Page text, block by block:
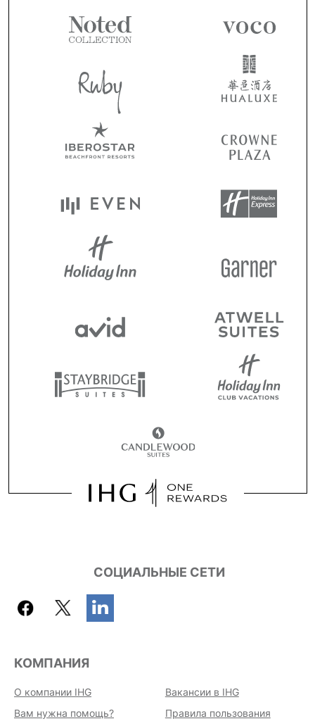
СОЦИАЛЬНЫЕ СЕТИ
КОМПАНИЯ
О компании IHG
Вакансии в IHG
Вам нужна помощь?
Правила пользования